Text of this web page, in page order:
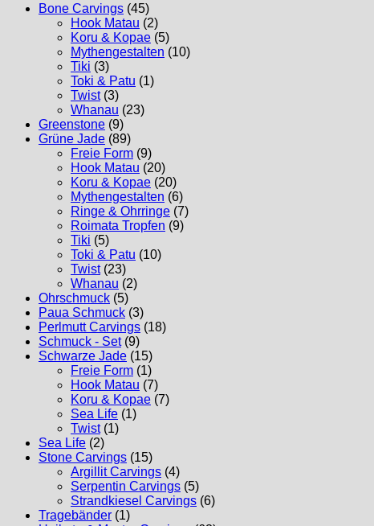
Bone Carvings (45)
Hook Matau (2)
Koru & Kopae (5)
Mythengestalten (10)
Tiki (3)
Toki & Patu (1)
Twist (3)
Whanau (23)
Greenstone (9)
Grüne Jade (89)
Freie Form (9)
Hook Matau (20)
Koru & Kopae (20)
Mythengestalten (6)
Ringe & Ohrringe (7)
Roimata Tropfen (9)
Tiki (5)
Toki & Patu (10)
Twist (23)
Whanau (2)
Ohrschmuck (5)
Paua Schmuck (3)
Perlmutt Carvings (18)
Schmuck - Set (9)
Schwarze Jade (15)
Freie Form (1)
Hook Matau (7)
Koru & Kopae (7)
Sea Life (1)
Twist (1)
Sea Life (2)
Stone Carvings (15)
Argillit Carvings (4)
Serpentin Carvings (5)
Strandkiesel Carvings (6)
Tragebänder (1)